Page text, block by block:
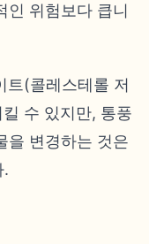
인 위험보다 큽니
트(콜레스테롤 저
수 있지만, 통풍
을 변경하는 것은
.